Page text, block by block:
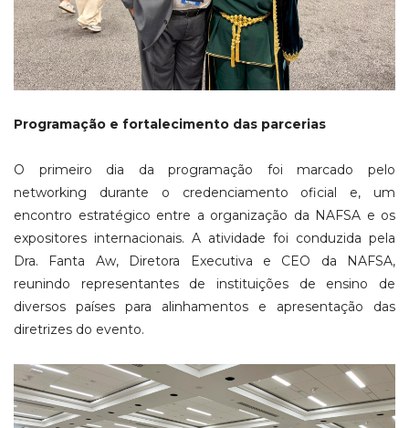
Programação e fortalecimento das parcerias
O primeiro dia da programação foi marcado pelo
networking durante o credenciamento oficial e, um
encontro estratégico entre a organização da NAFSA e os
expositores internacionais. A atividade foi conduzida pela
Dra. Fanta Aw, Diretora Executiva e CEO da NAFSA,
reunindo representantes de instituições de ensino de
diversos países para alinhamentos e apresentação das
diretrizes do evento.